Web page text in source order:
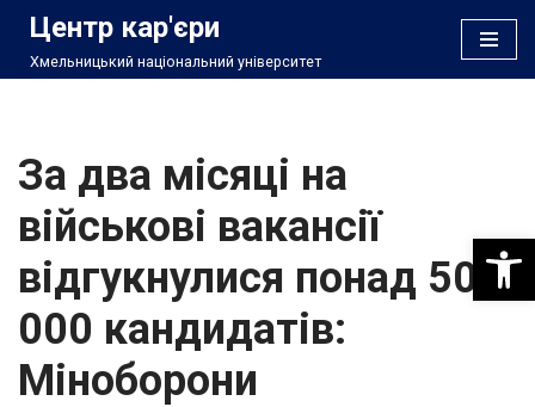
Перейти
Центр кар'єри
Хмельницький національний університет
За два місяці на
військові вакансії
відгукнулися понад 50
000 кандидатів:
Міноборони